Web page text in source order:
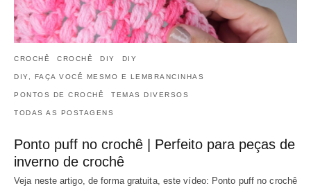
CROCHÊ CROCHÊ DIY DIY
DIY, FAÇA VOCÊ MESMO E LEMBRANCINHAS
PONTOS DE CROCHÊ TEMAS DIVERSOS
TODAS AS POSTAGENS
Ponto puff no crochê | Perfeito para peças de
inverno de crochê
Veja neste artigo, de forma gratuita, este vídeo: Ponto puff no crochê